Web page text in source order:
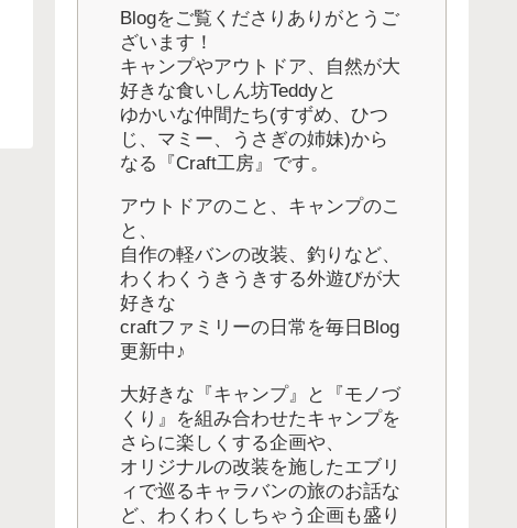
Blogをご覧くださりありがとうご
ざいます！
キャンプやアウトドア、自然が大
好きな食いしん坊Teddyと
ゆかいな仲間たち(すずめ、ひつ
じ、マミー、うさぎの姉妹)から
なる『Craft工房』です。
アウトドアのこと、キャンプのこ
と、
自作の軽バンの改装、釣りなど、
わくわくうきうきする外遊びが大
好きな
craftファミリーの日常を毎日Blog
更新中♪
大好きな『キャンプ』と『モノづ
くり』を組み合わせたキャンプを
さらに楽しくする企画や、
オリジナルの改装を施したエブリ
ィで巡るキャラバンの旅のお話な
ど、わくわくしちゃう企画も盛り